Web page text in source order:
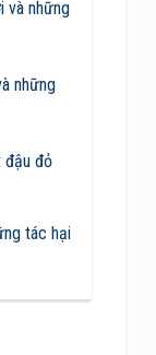
và những
những
đậu đỏ
tác hại